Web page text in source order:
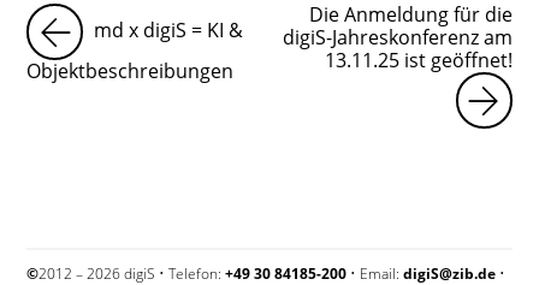
md x digiS = KI &
Objektbeschreibungen
Die Anmeldung für die
digiS-Jahreskonferenz am
13.11.25 ist geöffnet!
©2012 – 2026 digiS • Telefon:+49 30 84185-200 • Email:digiS@zib.de •